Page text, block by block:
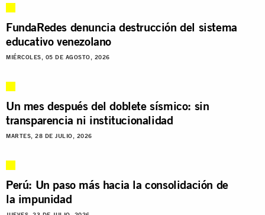
FundaRedes denuncia destrucción del sistema
educativo venezolano
MIÉRCOLES, 05 DE AGOSTO, 2026
Un mes después del doblete sísmico: sin
transparencia ni institucionalidad
MARTES, 28 DE JULIO, 2026
Perú: Un paso más hacia la consolidación de
la impunidad